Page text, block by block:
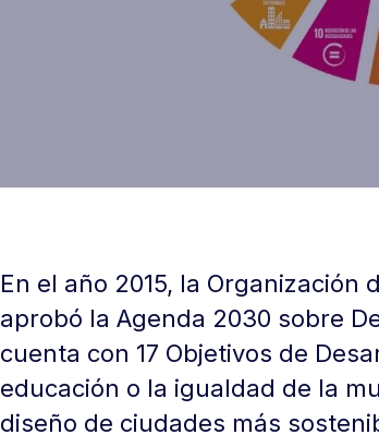
En el año 2015, la Organización
aprobó la Agenda 2030 sobre
cuenta con 17 Objetivos de
educación o la igualdad de la
diseño de ciudades más